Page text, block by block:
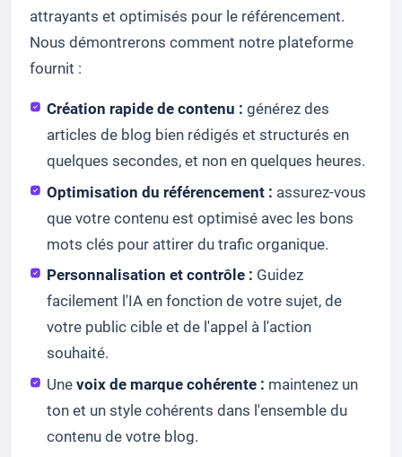
attrayants et optimisés pour le référencement.
Nous démontrerons comment notre plateforme
fournit :
Création rapide de contenu : générez des
articles de blog bien rédigés et structurés en
quelques secondes, et non en quelques heures.
Optimisation du référencement : assurez-vous
que votre contenu est optimisé avec les bons
mots clés pour attirer du trafic organique.
Personnalisation et contrôle : Guidez
facilement l'IA en fonction de votre sujet, de
votre public cible et de l'appel à l'action
souhaité.
Unevoix de marque cohérente : maintenez un
ton et un style cohérents dans l'ensemble du
contenu de votre blog.